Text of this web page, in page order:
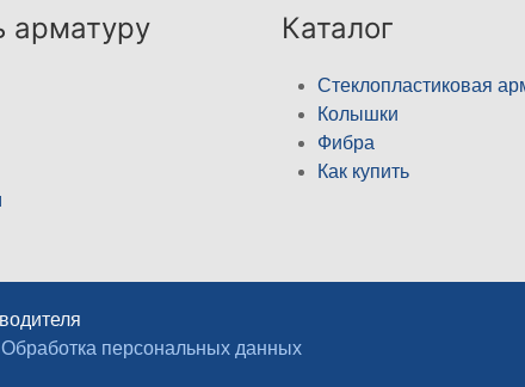
арматуру Каталог
Стеклопластиковая
Колышки
Фибра
Как купить
Обработка персональных данных